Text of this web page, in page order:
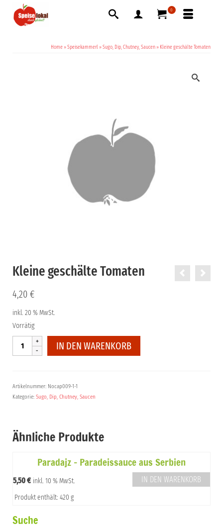
0
Home »Speisekammerl »Sugo, Dip, Chutney, Saucen » Kleine geschälte Tomaten
Kleine geschälte Tomaten
4,20 €
inkl. 20 % MwSt.
Vorrätig
geschälte
IN DEN WARENKORB
Artikelnummer: Nocap009-1-1
Kategorie: Sugo, Dip, Chutney, Saucen
Ähnliche Produkte
Paradajz – Paradeissauce aus Serbien
5,50€ inkl. 10 % MwSt.
Produkt enthält: 420 g
IN DEN WARENKORB
Suche